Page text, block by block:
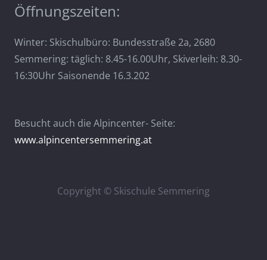
Öffnungszeiten:
Winter: Skischulbüro: Bundesstraße 2a, 2680
Semmering: täglich: 8.45-16.00Uhr, Skiverleih: 8.30-
16:30Uhr Saisonende 16.3.202
Besucht auch die Alpincenter- Seite:
www.alpincentersemmering.at
Copyright © Skischule Semmering